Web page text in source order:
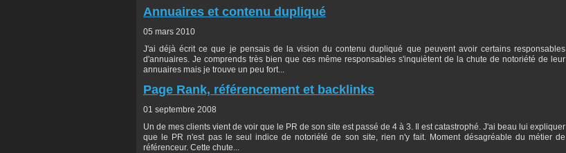
Annuaires et contenu dupliqué
05 mars 2010
J'ai déjà écrit ce que je pensais de la vision du contenu dupliqué que peuvent avoir certains responsables
d'annuaires. Je comprends très bien que ces même responsables s'inquiètent de la chute de notoriété de leur
annuaires mais je trouve un peu fort...
Page Rank, référencement et backlinks
01 septembre 2008
Un de mes clients vient de voir que le PR de son site est passé de 4 à 3. Il est catastrophé. J'ai beau lui expliquer
que le PR n'est pas le seul indice de notoriété de son site, rien n'y fait. Moment désagréable du métier de
référenceur. Cette chute...